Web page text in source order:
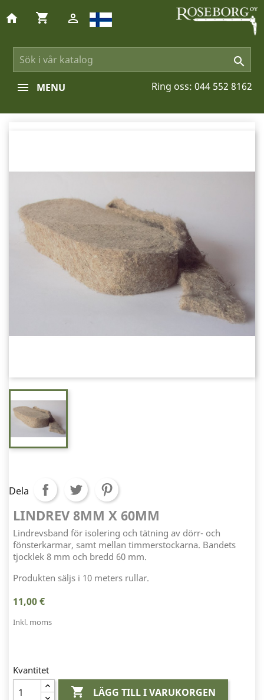

home shopping_cart 
Ring oss: 044 552 8162
MENU
Dela
LINDREV 8MM X 60MM
Lindrevsband för isolering och tätning av dörr- och
fönsterkarmar, samt mellan timmerstockarna. Bandets
tjocklek 8 mm och bredd 60 mm.
Produkten säljs i 10 meters rullar.
11,00 €
Inkl. moms
Kvantitet
 LÄGG TILL I VARUKORGEN